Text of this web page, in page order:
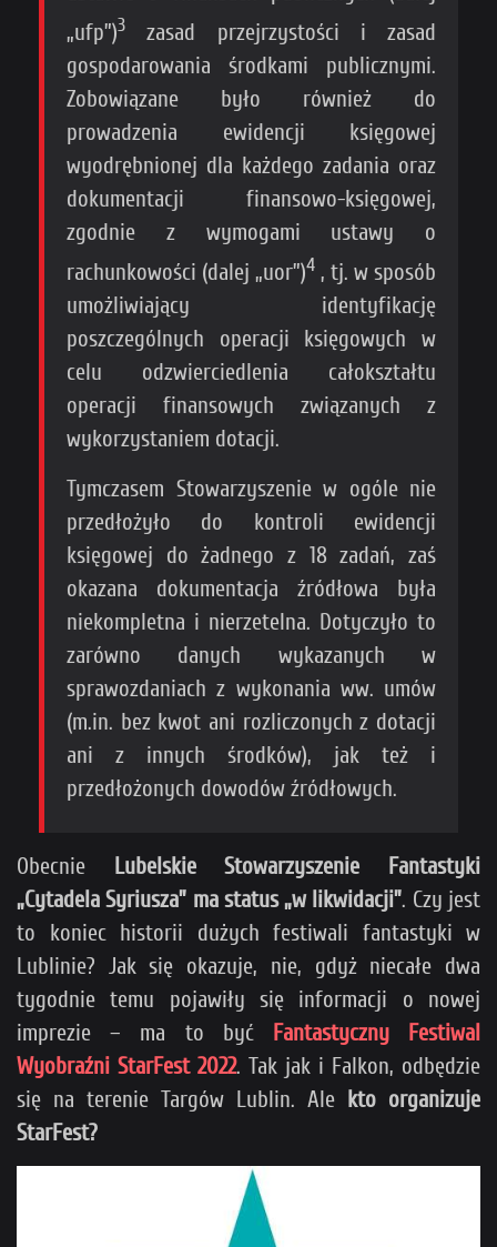
„ufp”)3 zasad przejrzystości i zasad
gospodarowania środkami publicznymi.
Zobowiązane było również do
prowadzenia ewidencji księgowej
wyodrębnionej dla każdego zadania oraz
dokumentacji finansowo-księgowej,
zgodnie z wymogami ustawy o
rachunkowości (dalej „uor”)4 , tj. w sposób
umożliwiający identyfikację
poszczególnych operacji księgowych w
celu odzwierciedlenia całokształtu
operacji finansowych związanych z
wykorzystaniem dotacji.
Tymczasem Stowarzyszenie w ogóle nie
przedłożyło do kontroli ewidencji
księgowej do żadnego z 18 zadań, zaś
okazana dokumentacja źródłowa była
niekompletna i nierzetelna. Dotyczyło to
zarówno danych wykazanych w
sprawozdaniach z wykonania ww. umów
(m.in. bez kwot ani rozliczonych z dotacji
ani z innych środków), jak też i
przedłożonych dowodów źródłowych.
Obecnie Lubelskie Stowarzyszenie Fantastyki
„Cytadela Syriusza” ma status „w likwidacji”. Czy jest
to koniec historii dużych festiwali fantastyki w
Lublinie? Jak się okazuje, nie, gdyż niecałe dwa
tygodnie temu pojawiły się informacji o nowej
imprezie – ma to być Fantastyczny Festiwal
Wyobraźni StarFest 2022. Tak jak i Falkon, odbędzie
się na terenie Targów Lublin. Ale kto organizuje
StarFest?